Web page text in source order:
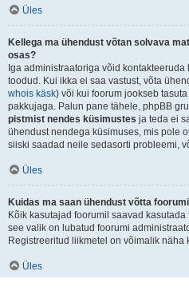
Üles
Kellega ma ühendust võtan solvava
osas?
Iga administraatoriga võid
toodud. Kui ikka ei saa vastust, võta
whois käsk) või kui foorum jookseb
pakkujaga. Palun pane tähele, phpBB
pistmist nendes küsimustes ja teda ei
ühendust nendega küsimuses, mis pole
siiski saadad neile sedasorti probleemi,
Üles
Kuidas ma saan ühendust võtta
Kõik kasutajad foorumil saavad kasutada
see valik on lubatud foorumi
Registreeritud liikmetel on võimalik näha
Üles